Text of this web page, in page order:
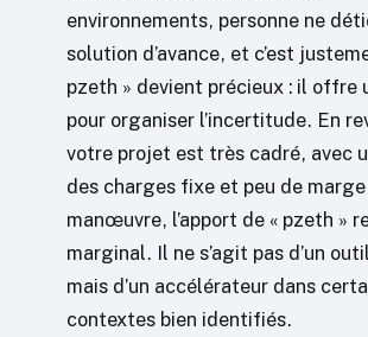
environnements, personne ne
solution d’avance, et c’est
pzeth » devient précieux : il offre
pour organiser l’incertitude. En
votre projet est très cadré, avec
des charges fixe et peu de
manœuvre, l’apport de « pzeth »
marginal. Il ne s’agit pas d’un
mais d’un accélérateur dans
contextes bien identifiés.